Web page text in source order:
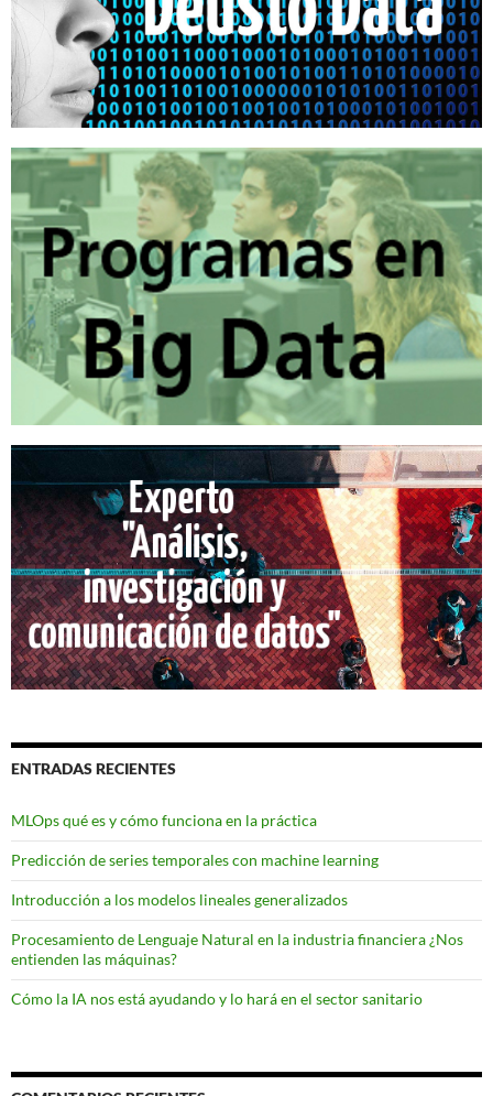
ENTRADAS RECIENTES
MLOps qué es y cómo funciona en la práctica
Predicción de series temporales con machine learning
Introducción a los modelos lineales generalizados
Procesamiento de Lenguaje Natural en la industria financiera ¿Nos
entienden las máquinas?
Cómo la IA nos está ayudando y lo hará en el sector sanitario